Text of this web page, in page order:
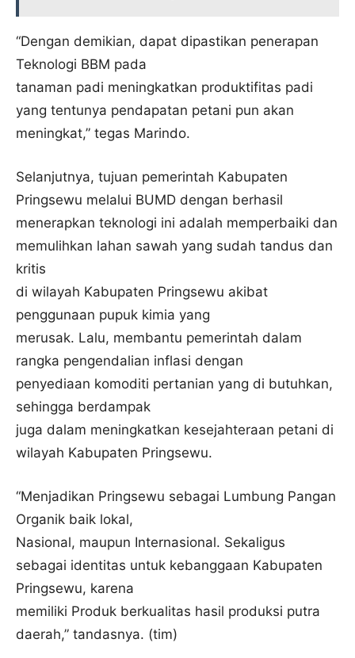
“Dengan demikian, dapat dipastikan penerapan
Teknologi BBM pada
tanaman padi meningkatkan produktifitas padi
yang tentunya pendapatan petani pun akan
meningkat,” tegas Marindo.
Selanjutnya, tujuan pemerintah Kabupaten
Pringsewu melalui BUMD dengan berhasil
menerapkan teknologi ini adalah memperbaiki dan
memulihkan lahan sawah yang sudah tandus dan
kritis
di wilayah Kabupaten Pringsewu akibat
penggunaan pupuk kimia yang
merusak. Lalu, membantu pemerintah dalam
rangka pengendalian inflasi dengan
penyediaan komoditi pertanian yang di butuhkan,
sehingga berdampak
juga dalam meningkatkan kesejahteraan petani di
wilayah Kabupaten Pringsewu.
“Menjadikan Pringsewu sebagai Lumbung Pangan
Organik baik lokal,
Nasional, maupun Internasional. Sekaligus
sebagai identitas untuk kebanggaan Kabupaten
Pringsewu, karena
memiliki Produk berkualitas hasil produksi putra
daerah,” tandasnya. (tim)